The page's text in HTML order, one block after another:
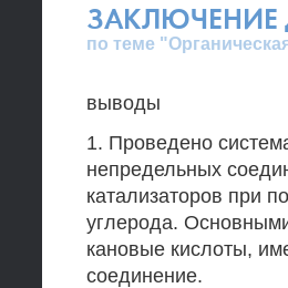
ЗАКЛЮЧЕНИЕ
по теме
выводы
1. Проведено
непредельных
катализаторов при
углерода.
кановые кислоты,
соединение.